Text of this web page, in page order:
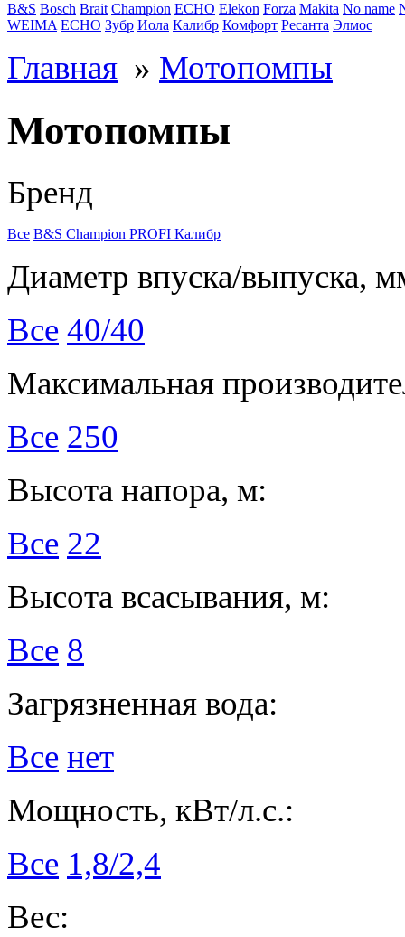
B&S Bosch Brait Champion ECHO Elekon Forza Makita No name
WEIMA ЕСНО Зубр Иола Калибр Комфорт Ресанта Элмос
Главная » Мотопомпы
Мотопомпы
Бренд
Все B&S Champion PROFI Калибр
Диаметр впуска/выпуска,
Все 40/40
Максимальная
Все 250
Высота напора, м:
Все 22
Высота всасывания, м:
Все 8
Загрязненная вода:
Все нет
Мощность, кВт/л.с.:
Все 1,8/2,4
Вес: